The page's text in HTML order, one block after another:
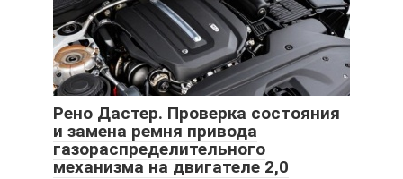
Рено Дастер. Проверка состояния
и замена ремня привода
газораспределительного
механизма на двигателе 2,0